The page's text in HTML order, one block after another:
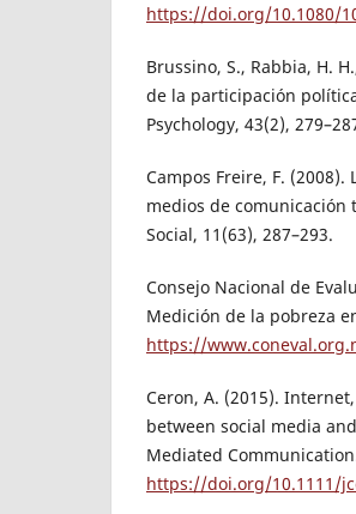
https://doi.org/10.1080/
Brussino, S., Rabbia, H.
de la participación
Psychology, 43(2),
Campos Freire, F.
medios de comunicación
Social, 11(63), 287–293.
Consejo Nacional de
Medición de la pobreza
https://
Ceron, A. (2015).
between social media
Mediated
https://doi.org/10.1111/